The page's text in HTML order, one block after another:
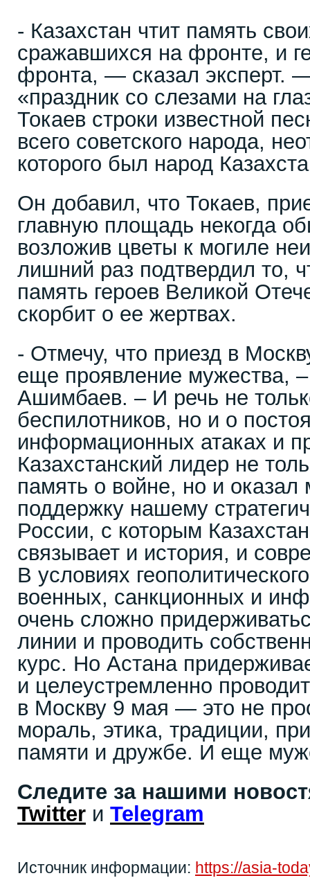
- Казахстан чтит память
сражавшихся на фронте, и
фронта, — сказал эксперт.
«праздник со слезами на
Токаев строки известной
всего советского народа,
которого был народ
Он добавил, что Токаев,
главную площадь некогда
возложив цветы к могиле
лишний раз подтвердил то,
память героев Великой
скорбит о ее жертвах.
- Отмечу, что приезд в
еще проявление мужества,
Ашимбаев. – И речь не
беспилотников, но и о
информационных атаках и
Казахстанский лидер не
память о войне, но и
поддержку нашему
России, с которым
связывает и история, и
В условиях
военных, санкционных и
очень сложно
линии и проводить
курс. Но Астана
и целеустремленно
в Москву 9 мая — это не
мораль, этика, традиции,
памяти и дружбе. И еще
Следите за нашими
Twitter и Telegram
Источник информации: https://asia-